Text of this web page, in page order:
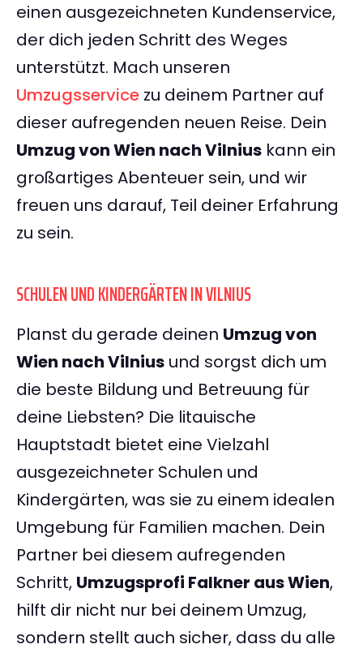
einen ausgezeichneten Kundenservice,
der dich jeden Schritt des Weges
unterstützt. Mach unseren
Umzugsservice zu deinem Partner auf
dieser aufregenden neuen Reise. Dein
Umzug von Wien nach Vilnius kann ein
großartiges Abenteuer sein, und wir
freuen uns darauf, Teil deiner Erfahrung
zu sein.
SCHULEN UND KINDERGÄRTEN IN VILNIUS
Planst du gerade deinen Umzug von
Wien nach Vilnius und sorgst dich um
die beste Bildung und Betreuung für
deine Liebsten? Die litauische
Hauptstadt bietet eine Vielzahl
ausgezeichneter Schulen und
Kindergärten, was sie zu einem idealen
Umgebung für Familien machen. Dein
Partner bei diesem aufregenden
Schritt, Umzugsprofi Falkner aus Wien,
hilft dir nicht nur bei deinem Umzug,
sondern stellt auch sicher, dass du alle